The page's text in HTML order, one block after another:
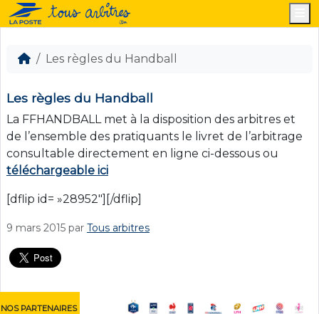
Les règles du Handball
Les règles du Handball
La FFHANDBALL met à la disposition des arbitres et
de l’ensemble des pratiquants le livret de l’arbitrage
consultable directement en ligne ci-dessous ou
téléchargeable ici
[dflip id= »28952″][/dflip]
9 mars 2015 par Tous arbitres
NOS PARTENAIRES